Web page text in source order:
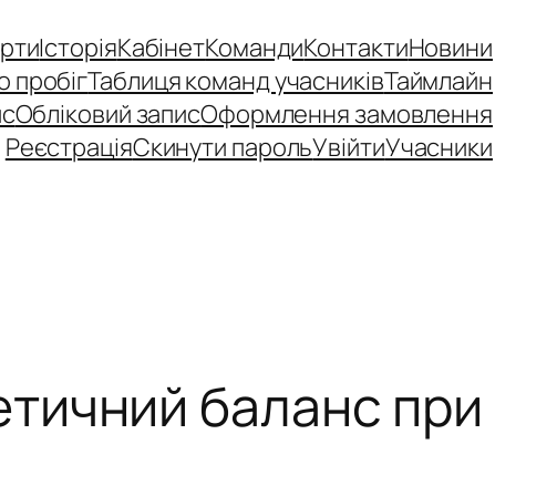
ІсторіяКабінетКомандиКонтактиНовини
пробігТаблиця команд учасниківТаймлайн
Обліковий записОформлення замовлення
РеєстраціяСкинути парольУвійтиУчасники
баланс при